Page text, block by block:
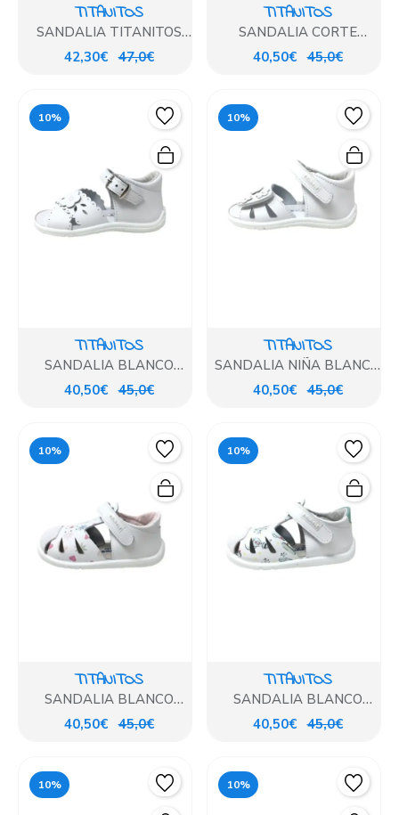
TITANITOS
SANDALIA TITANITOS
BEIG
42,30€ 47,0€
TITANITOS
SANDALIA CORTE
PEPITO BLANCO FLOR
TITANITOS
40,50€ 45,0€
10%
TITANITOS
SANDALIA BLANCO
FLORES TITANITOS
40,50€ 45,0€
10%
TITANITOS
SANDALIA NIÑA BLANCO
FLORES TITANITOS
40,50€ 45,0€
10%
TITANITOS
SANDALIA BLANCO
PRIMAVERA TITANITOS
40,50€ 45,0€
10%
TITANITOS
SANDALIA BLANCO
DINO TITANITOS
40,50€ 45,0€
10% 10%